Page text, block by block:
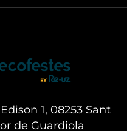
1, 08253 Sant
de Guardiola